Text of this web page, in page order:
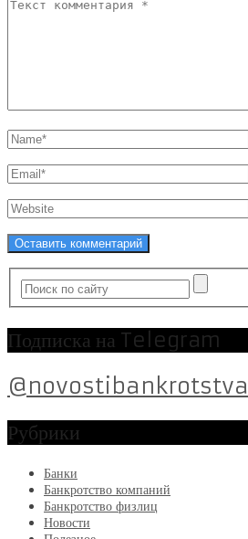
Подписка на Telegram
@novostibankrotstva
Рубрики
Банки
Банкротство компаний
Банкротство физлиц
Новости